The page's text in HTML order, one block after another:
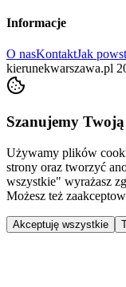
Informacje
O nasKontaktJak
kierunekwarszawa.pl
Szanujemy
Używamy plików
strony oraz tworzyć
wszystkie" wyrażasz
Możesz też
Akceptuję wszystkie